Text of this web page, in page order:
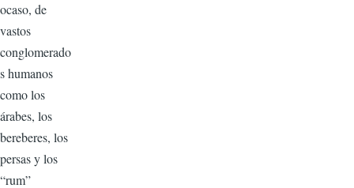
ocaso, de
vastos
conglomerado
s humanos
como los
árabes, los
bereberes, los
persas y los
“rum”